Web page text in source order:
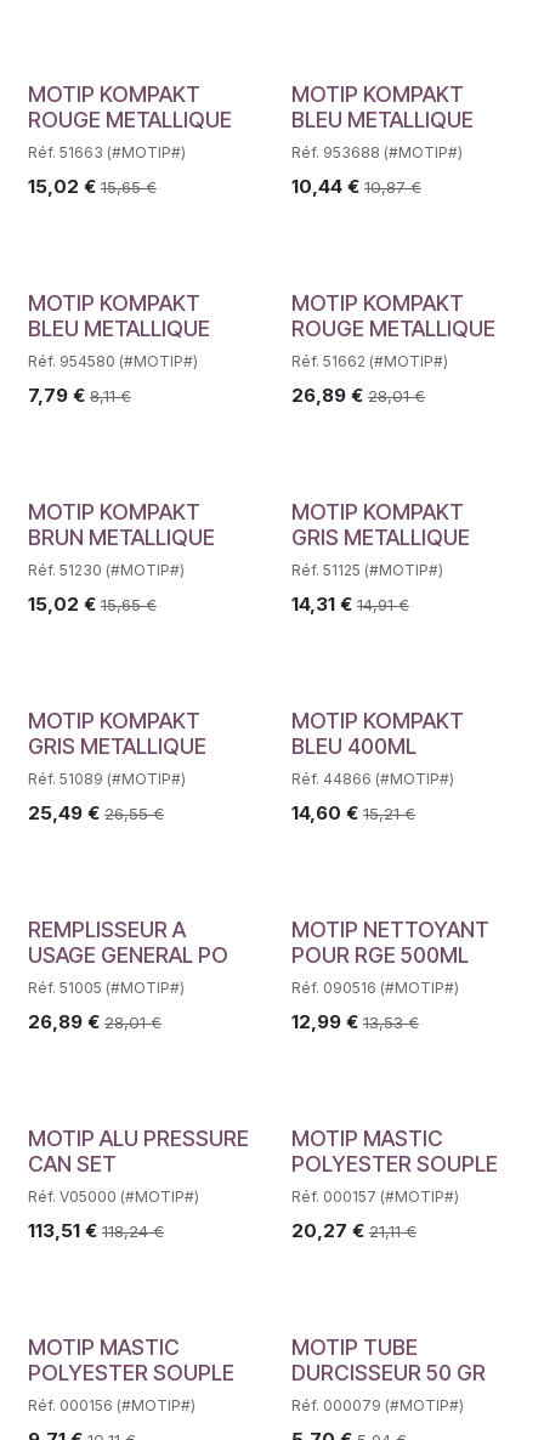
MOTIP KOMPAKT
ROUGE METALLIQUE
Réf. 51663 (#MOTIP#)
15,02 € 15,65€
MOTIP KOMPAKT
BLEU METALLIQUE
Réf. 953688 (#MOTIP#)
10,44€ 10,87€
MOTIP KOMPAKT
BLEU METALLIQUE
Réf. 954580 (#MOTIP#)
7,79 € 8,11€
MOTIP KOMPAKT
ROUGE METALLIQUE
Réf. 51662 (#MOTIP#)
26,89€ 28,01€
MOTIP KOMPAKT
BRUN METALLIQUE
Réf. 51230 (#MOTIP#)
15,02 € 15,65€
MOTIP KOMPAKT
GRIS METALLIQUE
Réf. 51125 (#MOTIP#)
14,31€ 14,91€
MOTIP KOMPAKT
GRIS METALLIQUE
Réf. 51089 (#MOTIP#)
25,49 € 26,55€
MOTIP KOMPAKT
BLEU 400ML
Réf. 44866 (#MOTIP#)
14,60 € 15,21€
REMPLISSEUR A
USAGE GENERAL PO
Réf. 51005 (#MOTIP#)
26,89 € 28,01€
MOTIP NETTOYANT
POUR RGE 500ML
Réf. 090516 (#MOTIP#)
12,99€ 13,53€
MOTIP ALU PRESSURE
CAN SET
Réf. V05000 (#MOTIP#)
113,51 € 118,24€
MOTIP MASTIC
POLYESTER SOUPLE
Réf. 000157 (#MOTIP#)
20,27 € 21,11€
MOTIP MASTIC
POLYESTER SOUPLE
Réf. 000156 (#MOTIP#)
MOTIP TUBE
DURCISSEUR 50 GR
Réf. 000079 (#MOTIP#)